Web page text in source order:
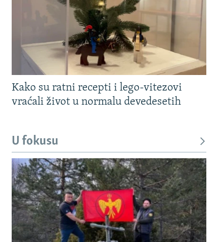
Kako su ratni recepti i lego-vitezovi
vraćali život u normalu devedesetih
U fokusu